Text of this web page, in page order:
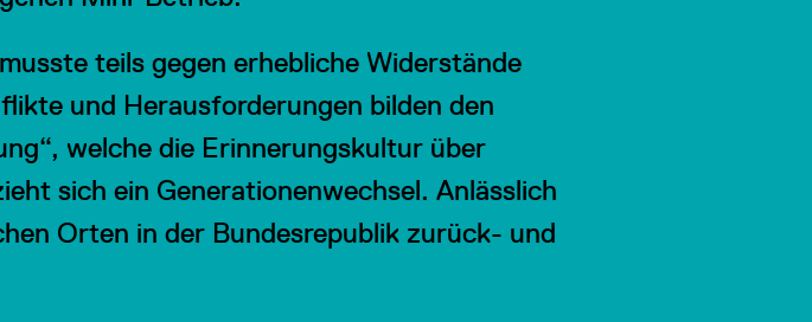
teils gegen erhebliche Widerstände
und Herausforderungen bilden den
welche die Erinnerungskultur über
sich ein Generationenwechsel. Anlässlich
Orten in der Bundesrepublik zurück- und